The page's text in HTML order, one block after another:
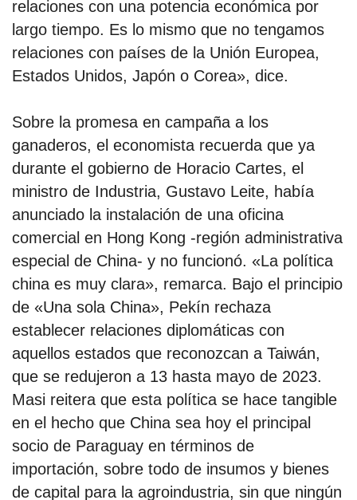
relaciones con una potencia económica por
largo tiempo. Es lo mismo que no tengamos
relaciones con países de la Unión Europea,
Estados Unidos, Japón o Corea», dice.
Sobre la promesa en campaña a los
ganaderos, el economista recuerda que ya
durante el gobierno de Horacio Cartes, el
ministro de Industria, Gustavo Leite, había
anunciado la instalación de una oficina
comercial en Hong Kong -región administrativa
especial de China- y no funcionó. «La política
china es muy clara», remarca. Bajo el principio
de «Una sola China», Pekín rechaza
establecer relaciones diplomáticas con
aquellos estados que reconozcan a Taiwán,
que se redujeron a 13 hasta mayo de 2023.
Masi reitera que esta política se hace tangible
en el hecho que China sea hoy el principal
socio de Paraguay en términos de
importación, sobre todo de insumos y bienes
de capital para la agroindustria, sin que ningún